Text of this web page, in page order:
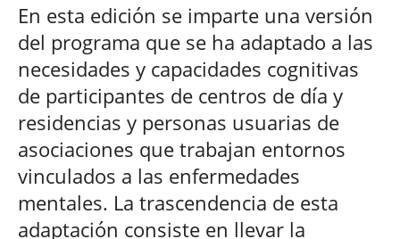
En esta edición se imparte una versión
del programa que se ha adaptado a las
necesidades y capacidades cognitivas
de participantes de centros de día y
residencias y personas usuarias de
asociaciones que trabajan entornos
vinculados a las enfermedades
mentales. La trascendencia de esta
adaptación consiste en llevar la